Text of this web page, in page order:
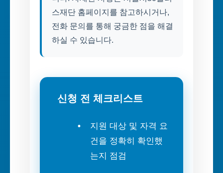
스재단 홈페이지를 참고하시거나,
전화 문의를 통해 궁금한 점을 해결
하실 수 있습니다.
신청 전 체크리스트
지원 대상 및 자격 요
건을 정확히 확인했
는지 점검